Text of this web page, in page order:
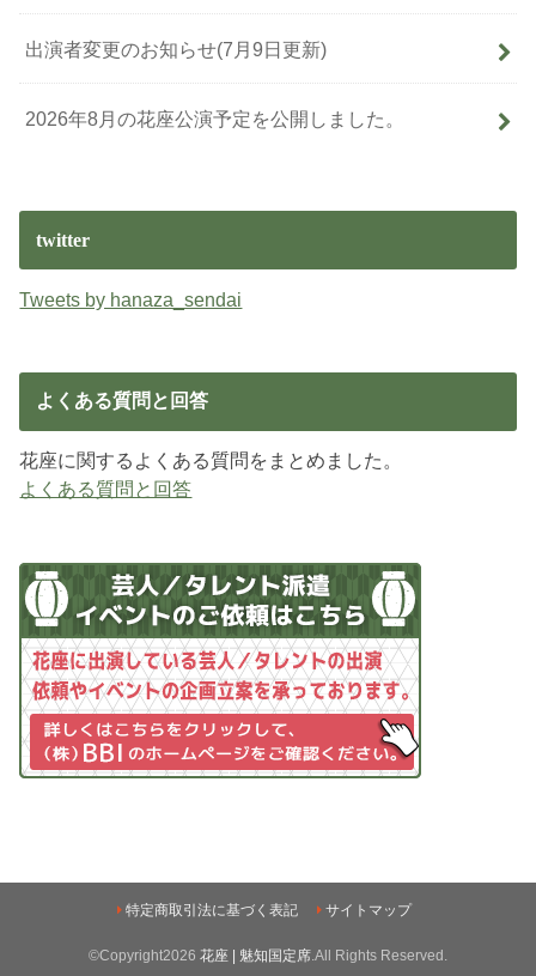
出演者変更のお知らせ(7月9日更新)
2026年8月の花座公演予定を公開しました。
twitter
Tweets by hanaza_sendai
よくある質問と回答
花座に関するよくある質問をまとめました。
よくある質問と回答
特定商取引法に基づく表記 サイトマップ
©Copyright2026 花座 | 魅知国定席 .All Rights Reserved.